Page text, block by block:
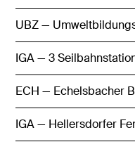
IGA — 3
ECH — Echelsbacher
IGA — Hellersdorfer